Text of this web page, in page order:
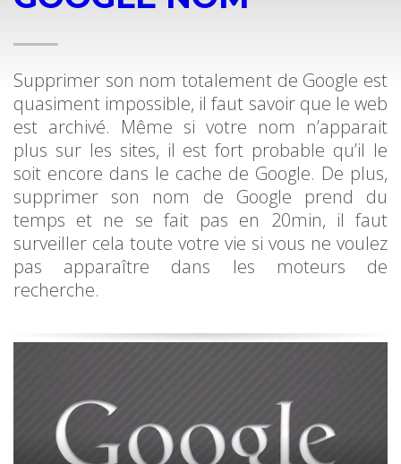
Supprimer son nom totalement de Google est
quasiment impossible, il faut savoir que le web
est archivé. Même si votre nom n’apparait
plus sur les sites, il est fort probable qu’il le
soit encore dans le cache de Google. De plus,
supprimer son nom de Google prend du
temps et ne se fait pas en 20min, il faut
surveiller cela toute votre vie si vous ne voulez
pas apparaître dans les moteurs de
recherche.